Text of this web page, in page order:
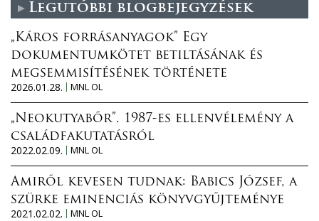
Legutóbbi blogbejegyzések
„Káros forrásanyagok” Egy
dokumentumkötet betiltásának és
megsemmisítésének története
2026.01.28.
MNL OL
„Neokutyabőr”. 1987-es ellenvélemény a
családfakutatásról
2022.02.09.
MNL OL
Amiről kevesen tudnak: Babics József, a
szürke eminenciás könyvgyűjteménye
2021.02.02.
MNL OL